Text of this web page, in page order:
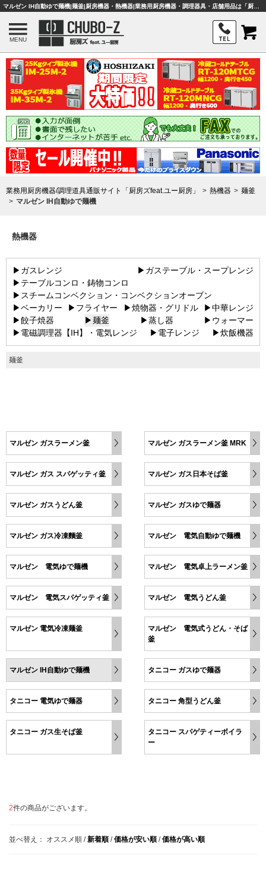
MENU
業務用厨房機器/調理道具通販サイト「厨房ズfeat.ユー厨房」 熱機器
麺釜
マルゼン IH自動ゆで麺機
熱機器
▶ガスレンジ
▶ガステーブル・スープレンジ
▶テーブルコンロ・鋳物コンロ
▶スチームコンベクション・コンベクションオーブン
▶ベーカリー
▶フライヤー ▶焼物器・グリドル
▶中華レンジ
▶餃子焼器
▶麺釜 ▶蒸し器
▶ウォーマー
▶電磁調理器【IH】・電気レンジ
▶電子レンジ ▶炊飯機器
麺釜
マルゼン ガスラーメン釜 マルゼン ガスラーメン釜 MRK
マルゼン ガス スパゲッティ釜 マルゼン ガス日本そば釜
マルゼン ガスうどん釜 マルゼン ガスゆで麺器
マルゼン ガス冷凍麵釜 マルゼン 電気自動ゆで麺機
マルゼン 電気ゆで麺機 マルゼン 電気卓上ラーメン釜
マルゼン 電気スパゲッティ釜 マルゼン 電気うどん釜
マルゼン 電気冷凍麺釜
マルゼン 電気式うどん・そば
釜
マルゼン IH自動ゆで麺機 タニコー ガスゆで麺器
タニコー 電気ゆで麺器 タニコー 角型うどん釜
タニコー ガス生そば釜
タニコー スパゲティーボイラ
ー
2件の商品がございます。
並べ替え： オススメ順 /新着順 /価格が安い順 /価格が高い順